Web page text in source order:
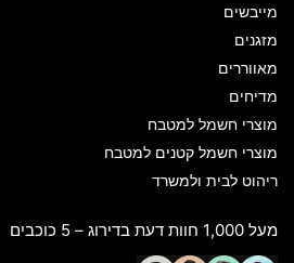
מייבשים
מזגנים
מאווררים
מדיחים
מוצרי חשמל למטבח
מוצרי חשמל קטנים למטבח
ריהוט לבית ולמשרד
מעל 1,000 חוות דעת בדירוג – 5 כוכבים